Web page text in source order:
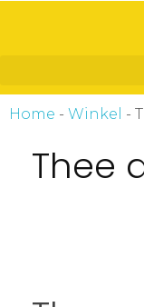
Home - Winkel -
Thee